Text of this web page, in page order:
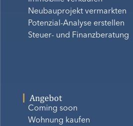
Neubauprojekt vermarkten
Potenzial-Analyse erstellen
Steuer- und Finanzberatung
Angebot
Coming soon
Wohnung kaufen